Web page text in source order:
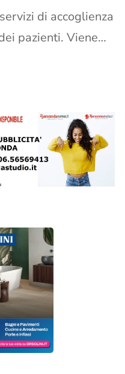
di accoglienza
pazienti. Viene…